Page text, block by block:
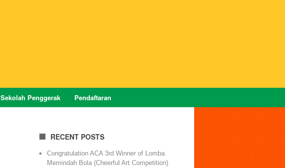
Sekolah Penggerak Pendaftaran
RECENT POSTS
Congratulation ACA 3rd Winner of Lomba
Memindah Bola (Cheerful Art Competition)